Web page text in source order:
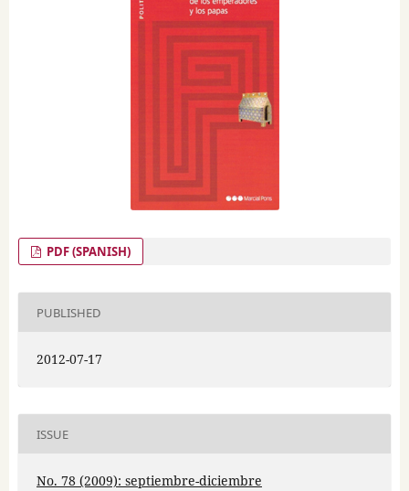
PDF (SPANISH)
PUBLISHED
2012-07-17
ISSUE
No. 78 (2009): septiembre-diciembre